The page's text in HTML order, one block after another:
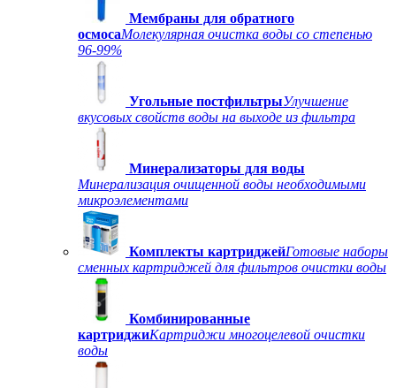
Мембраны для обратного
осмосаМолекулярная очистка воды со степенью
96-99%
Угольные постфильтрыУлучшение
вкусовых свойств воды на выходе из фильтра
Минерализаторы для воды
Минерализация очищенной воды необходимыми
микроэлементами
Комплекты картриджейГотовые наборы
сменных картриджей для фильтров очистки воды
Комбинированные
картриджиКартриджи многоцелевой очистки
воды